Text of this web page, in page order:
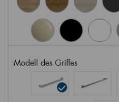
Modell des Griffes